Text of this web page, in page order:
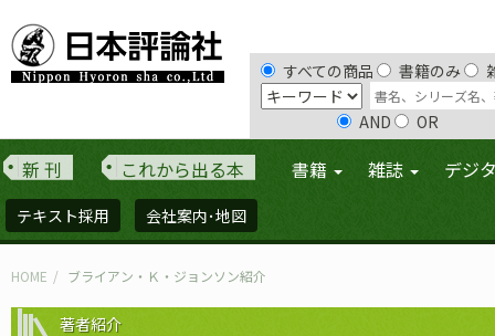
すべての商品 書籍のみ
AND OR
新 刊 これから出る本 書籍 雑誌 デジ
テキスト採用 会社案内･地図
HOME ブライアン・Ｋ・ジョンソン紹介
著者紹介